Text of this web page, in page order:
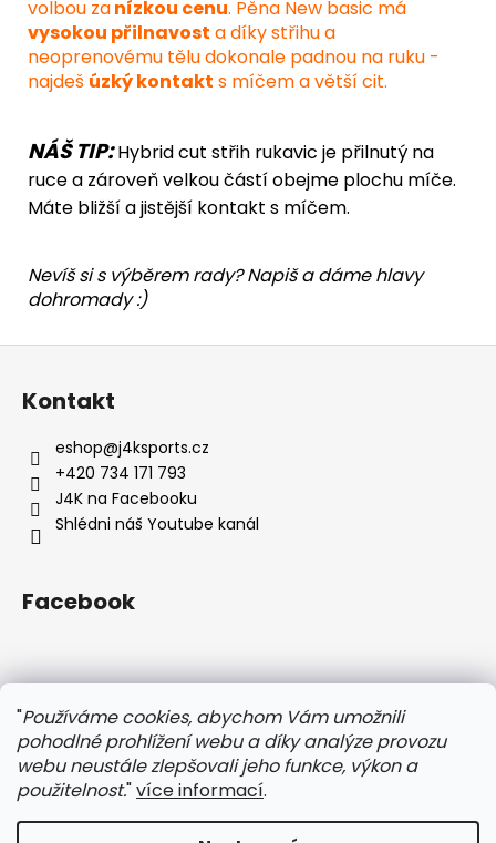
"Používáme cookies, abychom Vám umožnili
pohodlné prohlížení webu a díky analýze provozu
webu neustále zlepšovali jeho funkce, výkon a
použitelnost."více informací.
volbou zanízkou cenu. Pěna New basic má
vysokou přilnavost a díky střihu a
neoprenovému tělu dokonale padnou na ruku -
najdeš úzký kontakt s míčem a větší cit.
NÁŠ TIP:Hybrid cut střih rukavic je přilnutý na
ruce a zároveň velkou částí obejme plochu míče.
Máte bližší a jistější kontakt s míčem.
Nevíš si s výběrem rady? Napiš a dáme hlavy
dohromady :)
Z
Kontakt
eshop@j4ksports.cz
+420 734 171 793
J4K na Facebooku
Shlédni náš Youtube kanál
Facebook
Instagram